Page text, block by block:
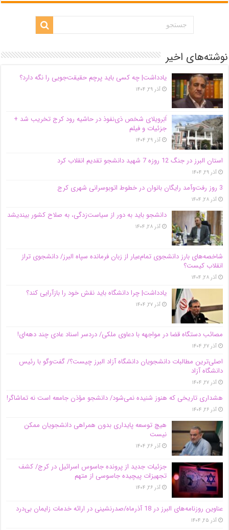
نوشته‌های اخیر
یادداشت| ‌چه کسی باید پرچم حقیقت‌جویی را نگه دارد؟
آذر ۲۹, ۱۴۰۴
اَبَر‌ویلای شخص ذی‌نفوذ در حاشیه‌ رود کرج تخریب شد +
جزئیات و فیلم
آذر ۲۹, ۱۴۰۴
استان البرز در جنگ 12 روزه 7 شهید دانشجو تقدیم انقلاب کرد
آذر ۲۹, ۱۴۰۴
3 روز رفت‌وآمد رایگان بانوان در خطوط اتوبوسرانی شهری کرج
آذر ۲۸, ۱۴۰۴
دانشجو باید به دور از سیاست‌زدگی، به صلاح کشور بیندیشد
آذر ۲۸, ۱۴۰۴
شاخصه‌های بارز دانشجوی تمام‌عیار از زبان فرمانده سپاه البرز/ دانشجوی تراز
انقلاب کیست؟
آذر ۲۸, ۱۴۰۴
یادداشت| چرا دانشگاه باید نقش خود را بازآرایی کند؟
آذر ۲۷, ۱۴۰۴
مصائب دستگاه قضا در مواجهه با دعاوی ملکی/ دردسر اسناد عادی چند‌ دهه‌ای!
آذر ۲۷, ۱۴۰۴
اصلی‌ترین مطالبات دانشجویان دانشگاه آزاد البرز چیست؟/ گفت‌وگو با رئیس
دانشگاه آز‌اد
آذر ۲۷, ۱۴۰۴
هشداری تاریخی که هنوز شنیده نمی‌شود/ دانشجو مؤذن جامعه است نه تماشاگر!
آذر ۲۶, ۱۴۰۴
هیچ توسعه پایداری بدون همراهی دانشجویان ممکن
نیست
آذر ۲۶, ۱۴۰۴
جزئیات جدید از پرونده جاسوس اسرائیل در کرج/‌ کشف
تجهیزات پیچیده جاسوسی از متهم
آذر ۲۶, ۱۴۰۴
عناوین روزنامه‌های البرز در ‌18 آذرماه/صدرنشینی در ارائه خدمات زایمان بی‌درد
آذر ۲۵, ۱۴۰۴